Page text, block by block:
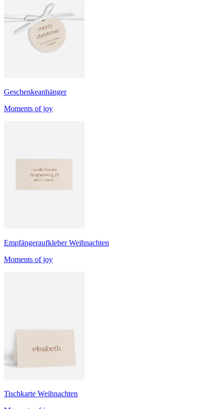
Geschenkeanhänger
Moments of joy
Empfängeraufkleber Weihnachten
Moments of joy
Tischkarte Weihnachten